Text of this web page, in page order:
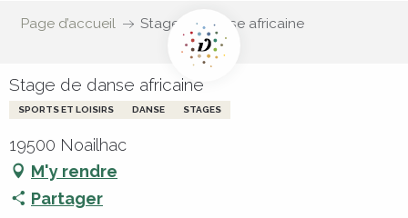
Page d’accueil Stage de danse africaine
Stage de danse africaine
SPORTS ET LOISIRS DANSE STAGES
19500 Noailhac
M'y rendre
Partager